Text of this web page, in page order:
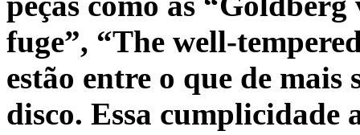
fuge”, “The well-
estão entre o que de
disco. Essa cumplicidade